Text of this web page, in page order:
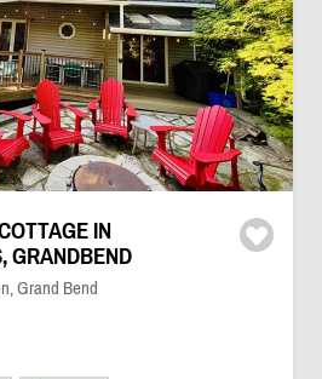
IN
GRANDBEND
Grand Bend